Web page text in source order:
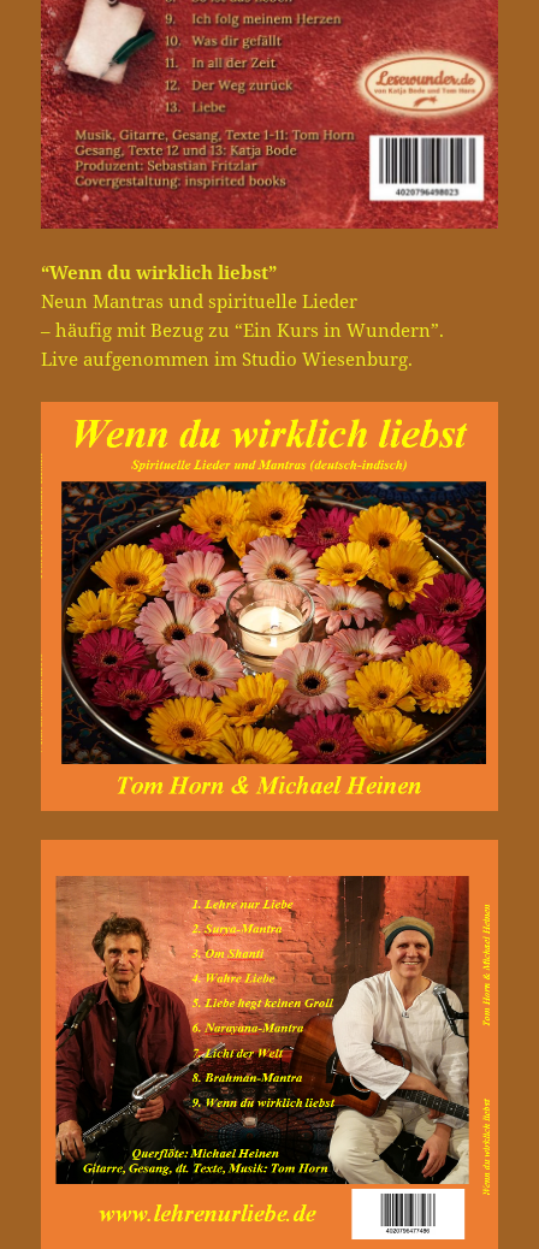
“Wenn du wirklich liebst”
Neun Mantras und spirituelle Lieder
– häufig mit Bezug zu “Ein Kurs in Wundern”.
Live aufgenommen im Studio Wiesenburg.